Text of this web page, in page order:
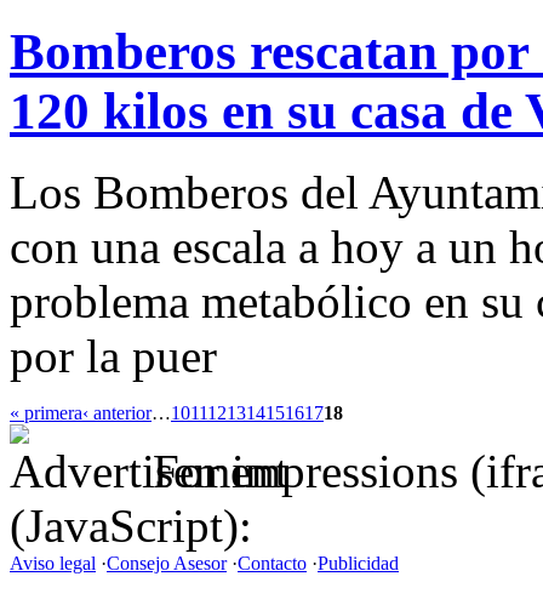
Bomberos rescatan
120 kilos en su casa de
Los Bomberos del
con una escala a hoy a un
problema metabólico en su
por la puer
« primera‹ anterior…101112131415161718
For impressions
(JavaScript):
Aviso legal ·Consejo Asesor·Contacto ·Publicidad